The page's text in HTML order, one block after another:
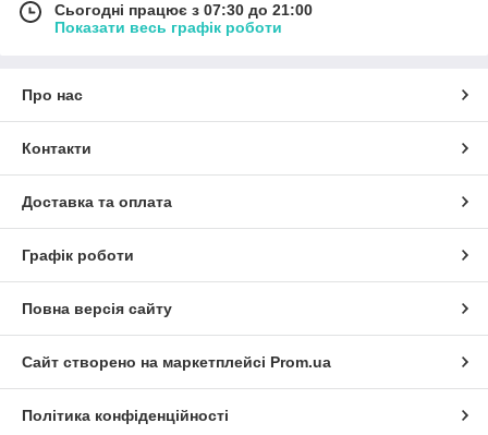
Сьогодні працює з 07:30 до 21:00
Показати весь графік роботи
Про нас
Контакти
Доставка та оплата
Графік роботи
Повна версія сайту
Сайт створено на маркетплейсі Prom.ua
Політика конфіденційності